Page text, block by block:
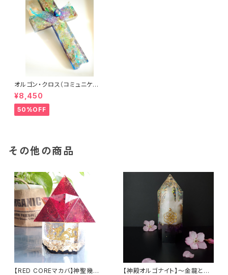
オルゴン・クロス（コミュニケー
ション）
¥8,450
50%OFF
その他の商品
【RED COREマカバ】神聖幾何
【神殿オルゴナイト】～金龍とシ